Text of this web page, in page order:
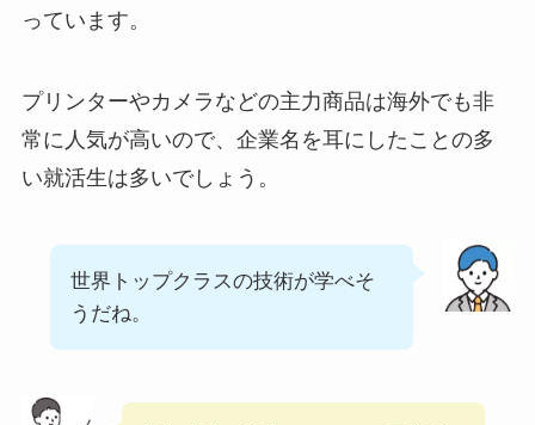
っています。
プリンターやカメラなどの主力商品は海外でも非
常に人気が高いので、企業名を耳にしたことの多
い就活生は多いでしょう。
世界トップクラスの技術が学べそ
うだね。